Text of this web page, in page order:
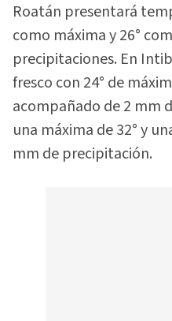
Roatán presentará
como máxima y 26°
precipitaciones. En
fresco con 24° de
acompañado de 2 mm
una máxima de 32° y
mm de precipitación.